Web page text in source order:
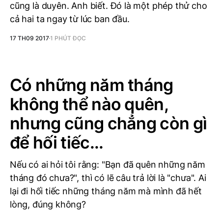
cũng là duyên. Anh biết. Đó là một phép thử cho
cả hai ta ngay từ lúc ban đầu.
17 TH09 20171 PHÚT ĐỌC
Có những năm tháng
không thể nào quên,
nhưng cũng chẳng còn gì
để hối tiếc...
Nếu có ai hỏi tôi rằng: "Bạn đã quên những năm
tháng đó chưa?", thì có lẽ câu trả lời là "chưa". Ai
lại đi hối tiếc những tháng năm mà mình đã hết
lòng, đúng không?